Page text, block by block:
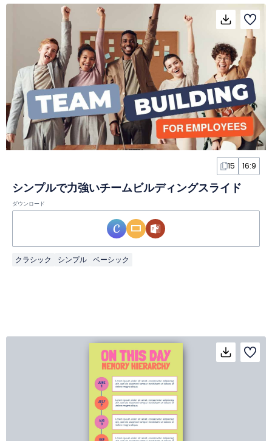
15 16:9
シンプルで力強いチームビルディングスライド
ダウンロード
クラシック シンプル ベーシック